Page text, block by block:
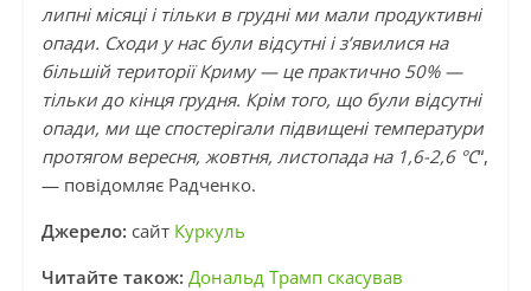
липні місяці і тільки в грудні ми мали продуктивні
опади. Сходи у нас були відсутні і з’явилися на
більшій території Криму — це практично 50% —
тільки до кінця грудня. Крім того, що були відсутні
опади, ми ще спостерігали підвищені температури
протягом вересня, жовтня, листопада на 1,6-2,6 °С“,
— повідомляє Радченко.
Джерело: сайт Куркуль
Читайте також: Дональд Трамп скасував